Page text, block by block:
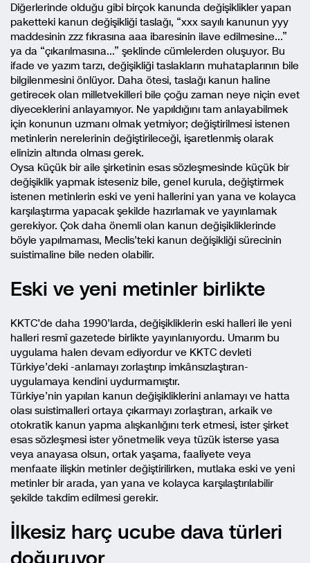
Diğerlerinde olduğu gibi birçok kanunda değişiklikler yapan
paketteki kanun değişikliği taslağı, “xxx sayılı kanunun yyy
maddesinin zzz fıkrasına aaa ibaresinin ilave edilmesine…”
ya da “çıkarılmasına…” şeklinde cümlelerden oluşuyor. Bu
ifade ve yazım tarzı, değişikliği taslakların muhataplarının bile
bilgilenmesini önlüyor. Daha ötesi, taslağı kanun haline
getirecek olan milletvekilleri bile çoğu zaman neye niçin evet
diyeceklerini anlayamıyor. Ne yapıldığını tam anlayabilmek
için konunun uzmanı olmak yetmiyor; değiştirilmesi istenen
metinlerin nerelerinin değiştirileceği, işaretlenmiş olarak
elinizin altında olması gerek.
Oysa küçük bir aile şirketinin esas sözleşmesinde küçük bir
değişiklik yapmak isteseniz bile, genel kurula, değiştirmek
istenen metinlerin eski ve yeni hallerini yan yana ve kolayca
karşılaştırma yapacak şekilde hazırlamak ve yayınlamak
gerekiyor. Çok daha önemli olan kanun değişikliklerinde
böyle yapılmaması, Meclis’teki kanun değişikliği sürecinin
suistimaline bile neden olabilir.
Eski ve yeni metinler birlikte
KKTC’de daha 1990’larda, değişikliklerin eski halleri ile yeni
halleri resmî gazetede birlikte yayınlanıyordu. Umarım bu
uygulama halen devam ediyordur ve KKTC devleti
Türkiye’deki -anlamayı zorlaştırıp imkânsızlaştıran-
uygulamaya kendini uydurmamıştır.
Türkiye’nin yapılan kanun değişikliklerini anlamayı ve hatta
olası suistimalleri ortaya çıkarmayı zorlaştıran, arkaik ve
otokratik kanun yapma alışkanlığını terk etmesi, ister şirket
esas sözleşmesi ister yönetmelik veya tüzük isterse yasa
veya anayasa olsun, ortak yaşama, faaliyete veya
menfaate ilişkin metinler değiştirilirken, mutlaka eski ve yeni
metinler bir arada, yan yana ve kolayca karşılaştırılabilir
şekilde takdim edilmesi gerekir.
İlkesiz harç ucube dava türleri